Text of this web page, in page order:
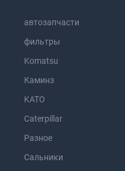
автозапчасти
фильтры
Komatsu
Каминз
KATO
Caterpillar
Разное
Сальники